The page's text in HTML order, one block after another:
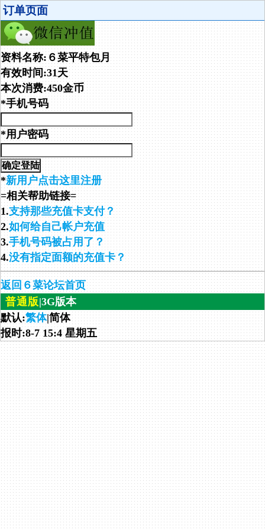
订单页面
资料名称:６菜平特包月
有效时间:31天
本次消费:450金币
*手机号码
*用户密码
*新用户点击这里注册
=相关帮助链接=
1.支持那些充值卡支付？
2.如何给自己帐户充值
3.手机号码被占用了？
4.没有指定面额的充值卡？
返回６菜论坛首页
普通版|3G版本
默认:繁体|简体
报时:8-7 15:4 星期五